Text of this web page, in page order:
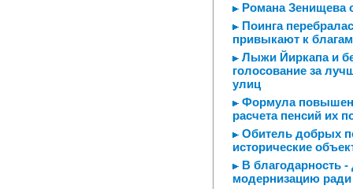
Романа Зенищева
Поинга
привыкают к
Лыжи Йиркапа и
голосование за
улиц
Формула
расчета пенсий их
Обитель добрых
исторические
В благодарность
модернизацию ради